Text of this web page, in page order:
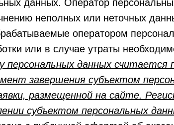
данных. Оператор
неполных или неточных
оператором
или в случае утраты
персональных данных
завершения субъектом
размещенной на сайте.
субъектом персональных